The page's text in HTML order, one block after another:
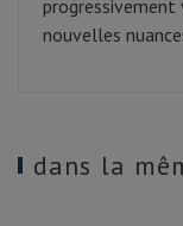
progressivement
nouvelles
dans la